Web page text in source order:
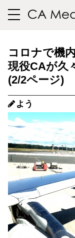
toggle
コロナで機
現役CAが久
(2/2ページ)
よう